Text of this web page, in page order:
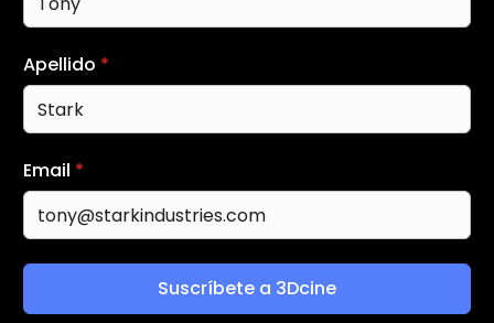
Apellido *
Email *
Suscríbete a 3Dcine